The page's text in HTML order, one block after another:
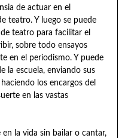
de actuar en el
teatro. Y luego se puede
teatro para facilitar el
sobre todo ensayos
en el periodismo. Y puede
la escuela, enviando sus
los encargos del
en las vastas
la vida sin bailar o cantar,